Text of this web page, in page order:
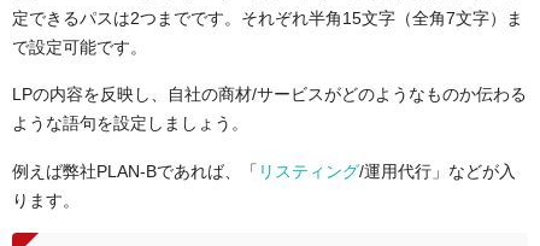
定できるパスは2つまでです。それぞれ半角15文字（全角7文字）ま
で設定可能です。
LPの内容を反映し、自社の商材/サービスがどのようなものか伝わる
ような語句を設定しましょう。
例えば弊社PLAN-Bであれば、「 リスティング/運用代行」などが入
ります。